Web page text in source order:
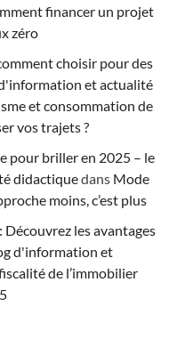
financer un projet
zéro
choisir pour des
d'information et actualité
et consommation de
vos trajets ?
pour briller en 2025 – le
didactiquedans Mode
moins, c’est plus
les avantages
d'information et
de l’immobilier